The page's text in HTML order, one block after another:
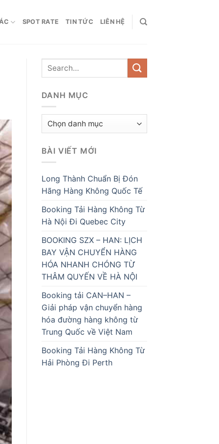
SPOT RATE TIN TỨC LIÊN HỆ
DANH MỤC
Danh
BÀI VIẾT MỚI
Long Thành Chuẩn Bị Đón
Hãng Hàng Không Quốc Tế
Booking Tải Hàng Không Từ
Hà Nội Đi Quebec City
BOOKING SZX – HAN: LỊCH
BAY VẬN CHUYỂN HÀNG
HÓA NHANH CHÓNG TỪ
THÂM QUYẾN VỀ HÀ NỘI
Booking tải CAN–HAN –
Giải pháp vận chuyển hàng
hóa đường hàng không từ
Trung Quốc về Việt Nam
Booking Tải Hàng Không Từ
Hải Phòng Đi Perth